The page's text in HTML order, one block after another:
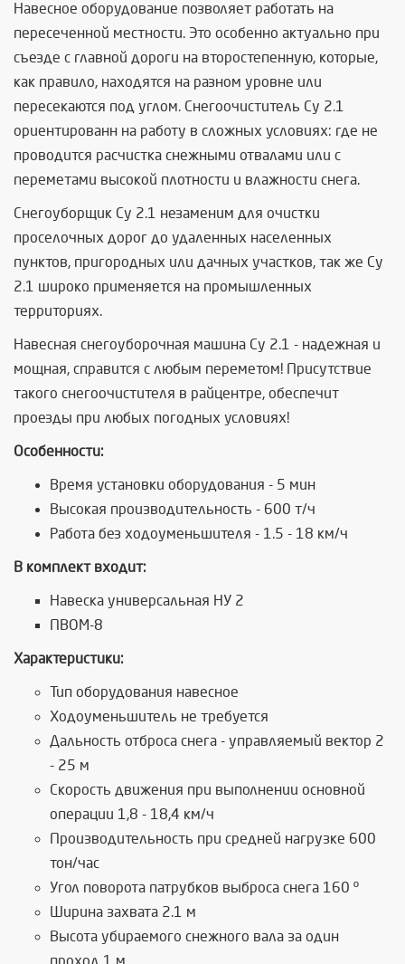
Навесное оборудование позволяет работать на
пересеченной местности. Это особенно актуально при
съезде с главной дороги на второстепенную, которые,
как правило, находятся на разном уровне или
пересекаются под углом. Снегоочиститель Су 2.1
ориентированн на работу в сложных условиях: где не
проводится расчистка снежными отвалами или с
переметами высокой плотности и влажности снега.
Снегоуборщик Су 2.1 незаменим для очистки
проселочных дорог до удаленных населенных
пунктов, пригородных или дачных участков, так же Су
2.1 широко применяется на промышленных
территориях.
Навесная снегоуборочная машина Су 2.1 - надежная и
мощная, справится с любым переметом! Присутствие
такого снегоочистителя в райцентре, обеспечит
проезды при любых погодных условиях!
Особенности:
Время установки оборудования - 5 мин
Высокая производительность - 600 т/ч
Работа без ходоуменьшителя - 1.5 - 18 км/ч
В комплект входит:
Навеска универсальная НУ 2
ПВОМ-8
Характеристики:
Тип оборудования навесное
Ходоуменьшитель не требуется
Дальность отброса снега - управляемый вектор 2
- 25 м
Cкорость движения при выполнении основной
операции 1,8 - 18,4 км/ч
Производительность при средней нагрузке 600
тон/час
Угол поворота патрубков выброса снега 160 º
Ширина захвата 2.1 м
Высота убираемого снежного вала за один
проход 1 м